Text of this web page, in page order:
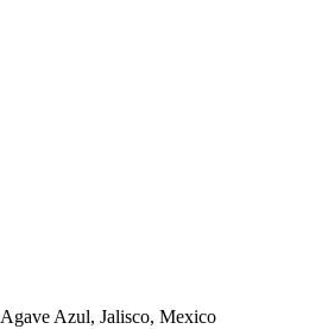
Azul, Jalisco, Mexico